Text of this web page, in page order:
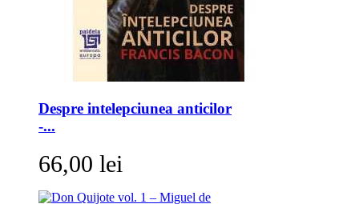
Despre intelepciunea anticilor
-...
66,00 lei